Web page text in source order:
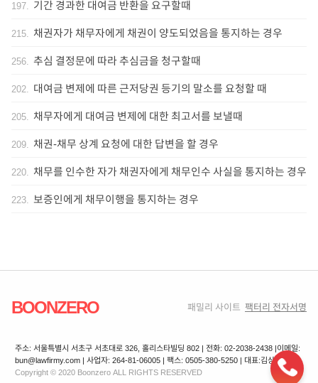
197. 기간 경과한 대여금 반환을 요구할때
215. 채권자가 채무자에게 채권이 양도되었음을 통지하는 경우
256. 추심 결정문에 따라 추심금을 청구할때
202. 대여금 변제에 따른 근저당권 등기의 말소를 요청할 때
205. 채무자에게 대여금 변제에 대한 최고서를 보낼때
209. 채권-채무 상계 요청에 대한 답변을 할 경우
220. 채무를 인수한 자가 채권자에게 채무인수 사실을 통지하는 경우
223. 보증인에게 채무이행을 통지하는 경우
BOONZERO 패밀리 사이트 팩터리 전자서명
주소: 서울특별시 서초구 서초대로 326, 홀리스타빌딩 802 | 전화: 02-2038-2438 |이메일:
bun@lawfirmy.com | 사업자: 264-81-06005 | 팩스: 0505-380-5250 | 대표:김상겸
Copyright © 2020 Boonzero ALL RIGHTS RESERVED